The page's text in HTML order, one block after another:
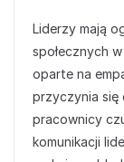
Liderzy mają
społecznych
oparte na
przyczynia się
pracownicy
komunikacji